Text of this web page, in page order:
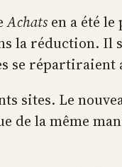
Achatsen a été
la réduction.
se répartiraient
Le
de la même